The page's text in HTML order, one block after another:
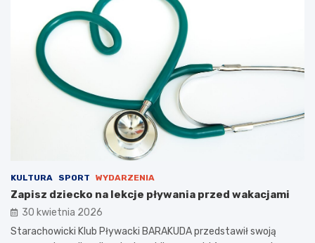
KULTURA SPORT WYDARZENIA
Zapisz dziecko na lekcje pływania przed wakacjami
30 kwietnia 2026
Starachowicki Klub Pływacki BARAKUDA przedstawił swoją